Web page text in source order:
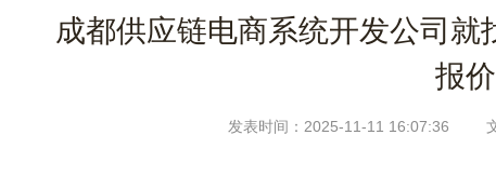
成都供应链电商系统开发公司就
报
发表时间：2025-11-11 16:07:36